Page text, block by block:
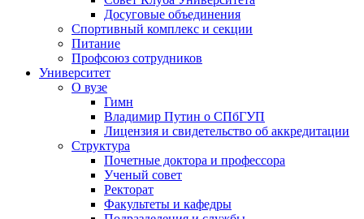
Досуговые объединения
Спортивный комплекс и секции
Питание
Профсоюз сотрудников
Университет
О вузе
Гимн
Владимир Путин о СПбГУП
Лицензия и свидетельство об аккредитации
Структура
Почетные доктора и профессора
Ученый совет
Ректорат
Факультеты и кафедры